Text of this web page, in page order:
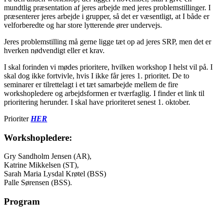
mundtlig præsentation af jeres arbejde med jeres problemstillinger. I
præsenterer jeres arbejde i grupper, så det er væsentligt, at I både er
velforberedte og har store lytterende ører undervejs.
Jeres problemstilling må gerne ligge tæt op ad jeres SRP, men det er
hverken nødvendigt eller et krav.
I skal forinden vi mødes prioritere, hvilken workshop I helst vil på. I
skal dog ikke fortvivle, hvis I ikke får jeres 1. prioritet. De to
seminarer er tilrettelagt i et tæt samarbejde mellem de fire
workshopledere og arbejdsformen er tværfaglig. I finder et link til
prioritering herunder. I skal have prioriteret senest 1. oktober.
Prioriter HER
Workshopledere:
Gry Sandholm Jensen (AR),
Katrine Mikkelsen (ST),
Sarah Maria Lysdal Krøtel (BSS)
Palle Sørensen (BSS).
Program